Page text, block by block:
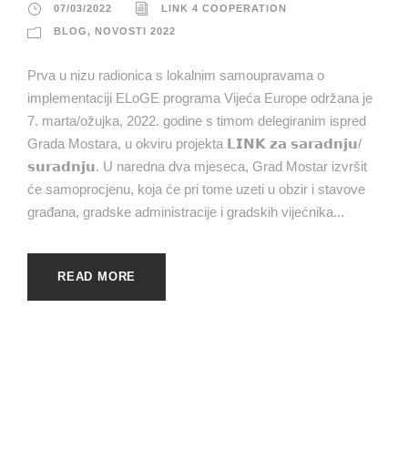
07/03/2022 LINK 4 COOPERATION
BLOG, NOVOSTI 2022
Prva u nizu radionica s lokalnim samoupravama o
implementaciji ELoGE programa Vijeća Europe održana je
7. marta/ožujka, 2022. godine s timom delegiranim ispred
Grada Mostara, u okviru projekta 𝗟𝗜𝗡𝗞 𝘇𝗮 𝘀𝗮𝗿𝗮𝗱𝗻𝗷𝘂/
𝘀𝘂𝗿𝗮𝗱𝗻𝗷𝘂. U naredna dva mjeseca, Grad Mostar izvršit
će samoprocjenu, koja će pri tome uzeti u obzir i stavove
građana, gradske administracije i gradskih vijećnika...
READ MORE